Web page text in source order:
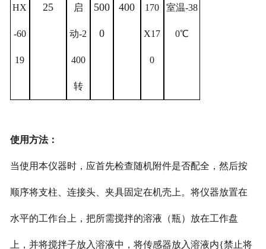
HX
-60
19
25 启
动-2
400
转
500
0
400 170
X17
0
室温-38
0℃
使用方法：
当使用本仪器时，应首先检查随机附件是否配全，然后按
顺序将支柱、连接头、夹具固定在机壳上。将仪器放置在
水平的工作台上，把所需搅拌的溶液（瓶）放在工作盘
上，并将搅拌子放入溶液中，将传感器放入溶液内{禁止将